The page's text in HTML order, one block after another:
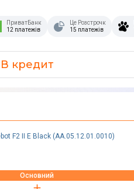
Скибочка.
ПриватБанк
12 платежів
Це Розстрочка
15 платежів
В кредит
F2 II E Black (AA.05.12.01.0010)
Основний